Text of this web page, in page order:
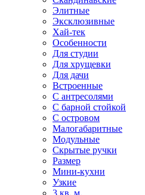
Элитные
Эксклюзивные
Хай-тек
Особенности
Для студии
Для хрущевки
Для дачи
Встроенные
С антресолями
С барной стойкой
С островом
Малогабаритные
Модульные
Скрытые ручки
Размер
Мини-кухни
Узкие
3 кв. м.